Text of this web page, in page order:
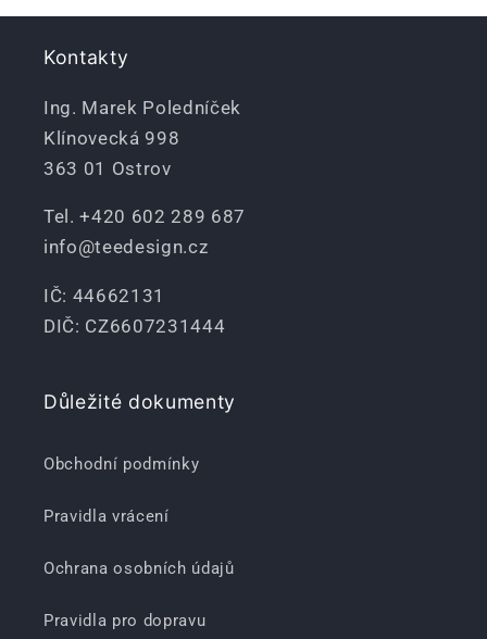
Kontakty
Ing. Marek Poledníček
Klínovecká 998
363 01 Ostrov
Tel. +420 602 289 687
info@teedesign.cz
IČ: 44662131
DIČ: CZ6607231444
Důležité dokumenty
Obchodní podmínky
Pravidla vrácení
Ochrana osobních údajů
Pravidla pro dopravu